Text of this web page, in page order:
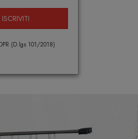
ISCRIVITI
(D.lgs 101/2018)